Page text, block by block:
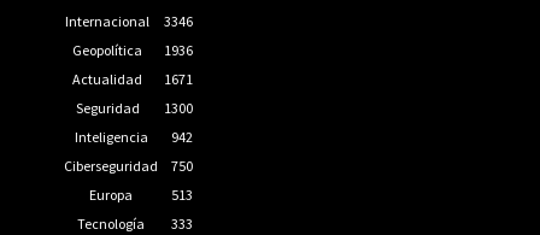
Internacional
3346
Geopolítica
1936
Actualidad
1671
Seguridad
1300
Inteligencia
942
Ciberseguridad
750
Europa
513
Tecnología
333